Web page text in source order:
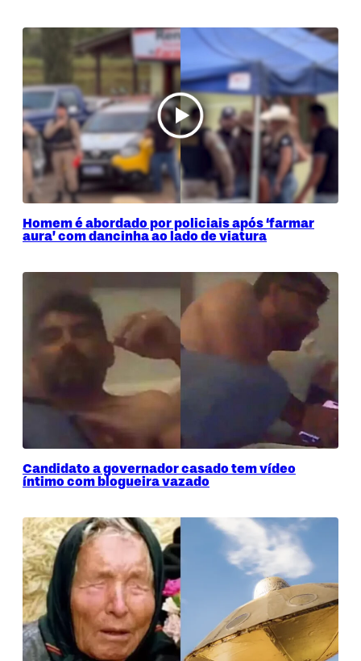
Homem é abordado por policiais após ‘farmar
aura’ com dancinha ao lado de viatura
Candidato a governador casado tem vídeo
íntimo com blogueira vazado